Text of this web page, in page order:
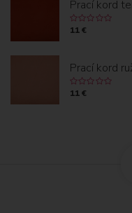
Prací kord
11 €
Prací kord
11 €